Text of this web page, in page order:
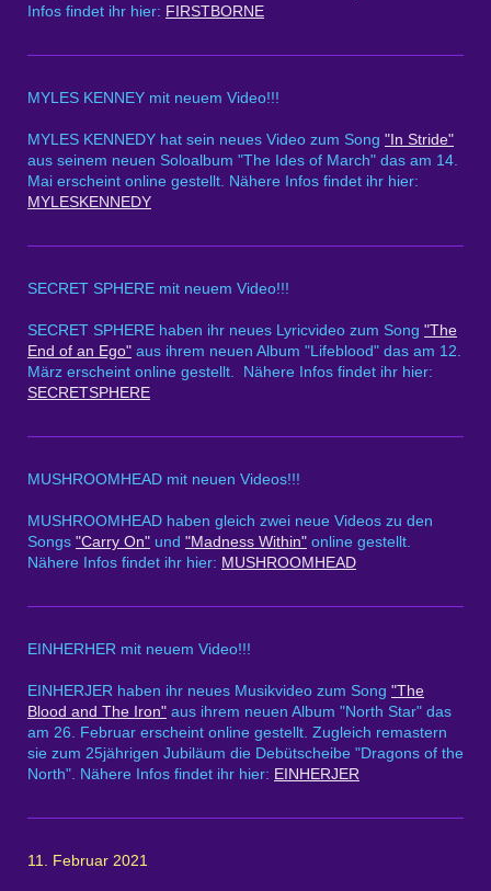
Infos findet ihr hier: FIRSTBORNE
MYLES KENNEY mit neuem Video!!!
MYLES KENNEDY hat sein neues Video zum Song "In Stride"
aus seinem neuen Soloalbum "The Ides of March" das am 14.
Mai erscheint online gestellt. Nähere Infos findet ihr hier:
MYLESKENNEDY
SECRET SPHERE mit neuem Video!!!
SECRET SPHERE haben ihr neues Lyricvideo zum Song "The
End of an Ego" aus ihrem neuen Album "Lifeblood" das am 12.
März erscheint online gestellt. Nähere Infos findet ihr hier:
SECRETSPHERE
MUSHROOMHEAD mit neuen Videos!!!
MUSHROOMHEAD haben gleich zwei neue Videos zu den
Songs "Carry On" und "Madness Within" online gestellt.
Nähere Infos findet ihr hier: MUSHROOMHEAD
EINHERHER mit neuem Video!!!
EINHERJER haben ihr neues Musikvideo zum Song "The
Blood and The Iron" aus ihrem neuen Album "North Star" das
am 26. Februar erscheint online gestellt. Zugleich remastern
sie zum 25jährigen Jubiläum die Debütscheibe "Dragons of the
North". Nähere Infos findet ihr hier: EINHERJER
11. Februar 2021